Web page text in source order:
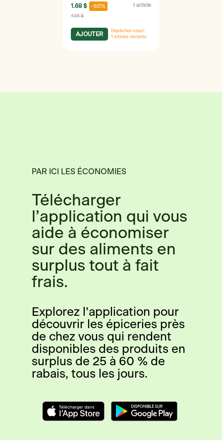
1.68 $ -60% 1 article
4.19 $
AJOUTER
Dépêchez-vous!
1 articles restants
PAR ICI LES ÉCONOMIES
Télécharger
l’application qui vous
aide à économiser
sur des aliments en
surplus tout à fait
frais.
Explorez l’application pour
découvrir les épiceries près
de chez vous qui rendent
disponibles des produits en
surplus de 25 à 60 % de
rabais, tous les jours.